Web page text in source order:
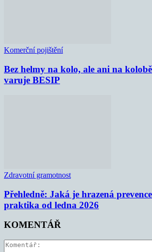
Komerční pojištění
Bez helmy na kolo, ale ani na
varuje BESIP
Zdravotní gramotnost
Přehledně: Jaká je hrazená
praktika od ledna 2026
KOMENTÁŘ